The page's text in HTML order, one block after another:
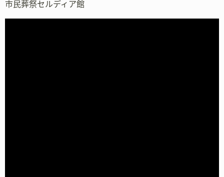
市民葬祭セルディア館